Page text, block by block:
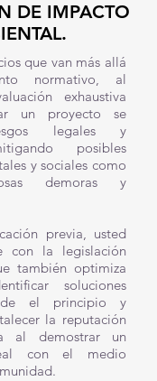
DE IMPACTO
que van más allá
normativo, al
exhaustiva
un proyecto se
legales y
posibles
y sociales como
demoras y
previa, usted
con la legislación
también optimiza
soluciones
el principio y
la reputación
al demostrar un
con el medio